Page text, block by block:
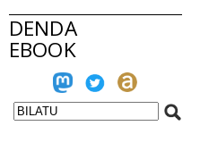
DENDA
EBOOK